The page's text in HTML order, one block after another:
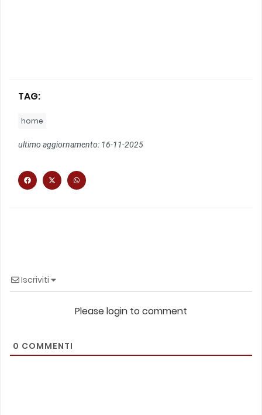
TAG:
home
ultimo aggiornamento: 16-11-2025
Iscriviti
Please login to comment
0 COMMENTI